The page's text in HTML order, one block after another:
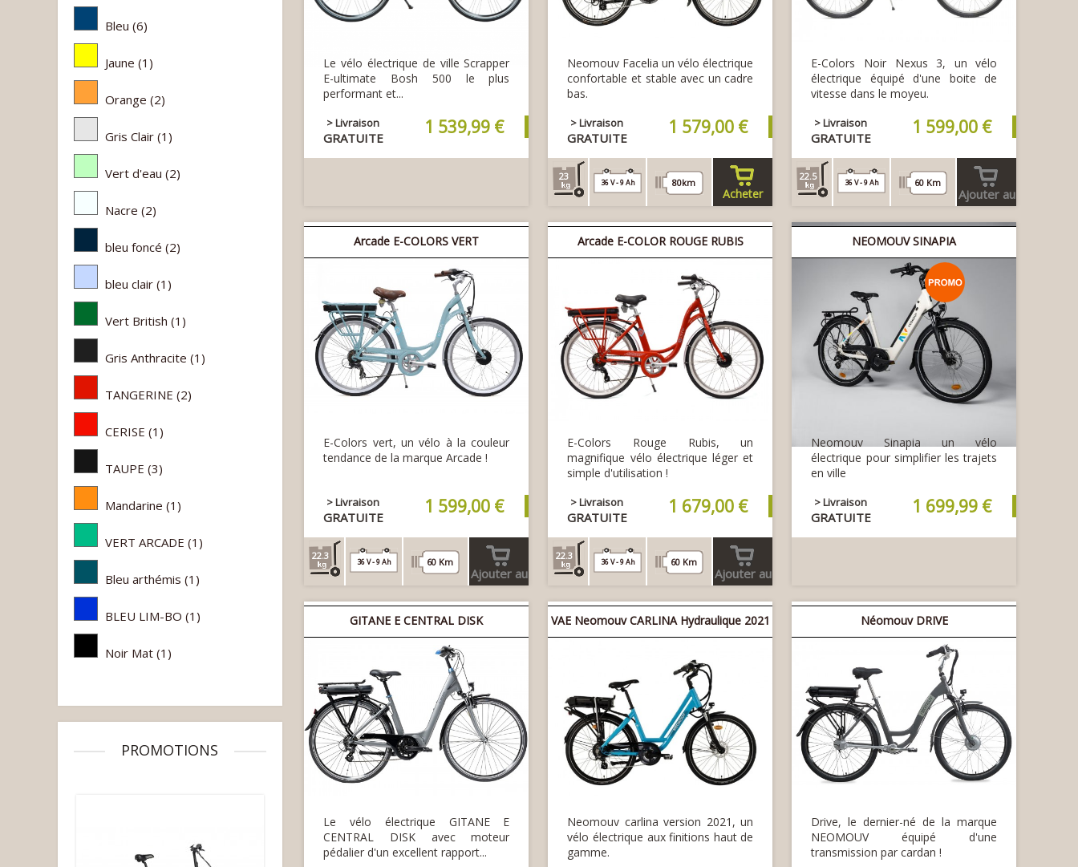
Bleu (6)
Jaune (1)
Orange (2)
Gris Clair (1)
Vert d'eau (2)
Nacre (2)
bleu foncé (2)
bleu clair (1)
Vert British (1)
Gris Anthracite (1)
TANGERINE (2)
CERISE (1)
TAUPE (3)
Mandarine (1)
VERT ARCADE (1)
Bleu arthémis (1)
BLEU LIM-BO (1)
Noir Mat (1)
PROMOTIONS
Le vélo électrique de ville Scrapper
E-ultimate Bosh 500 le plus
performant et...
> Livraison
GRATUITE 1 539,99 €
Neomouv Facelia un vélo électrique
confortable et stable avec un cadre
bas.
> Livraison
GRATUITE 1 579,00 €
23
36 V - 9 Ah 80km
Acheter
E-Colors Noir Nexus 3, un vélo
électrique équipé d'une boite de
vitesse dans le moyeu.
> Livraison
GRATUITE 1 599,00 €
22.5
36 V - 9 Ah 60 Km
Ajouter au
panier
Arcade E-COLORS VERT
E-Colors vert, un vélo à la couleur
tendance de la marque Arcade !
> Livraison
GRATUITE 1 599,00 €
22.3
36 V - 9 Ah 60 Km
Ajouter au
panier
Arcade E-COLOR ROUGE RUBIS
E-Colors Rouge Rubis, un
magnifique vélo électrique léger et
simple d'utilisation !
> Livraison
GRATUITE 1 679,00 €
22.3
36 V - 9 Ah 60 Km
Ajouter au
panier
NEOMOUV SINAPIA
Neomouv Sinapia un vélo
électrique pour simplifier les trajets
en ville
> Livraison
GRATUITE 1 699,99 €
GITANE E CENTRAL DISK
Le vélo électrique GITANE E
CENTRAL DISK avec moteur
pédalier d'un excellent rapport...
VAE Neomouv CARLINA Hydraulique 2021
Neomouv carlina version 2021, un
vélo électrique aux finitions haut de
gamme.
Néomouv DRIVE
Drive, le dernier-né de la marque
NEOMOUV équipé d'une
transmission par cardan !